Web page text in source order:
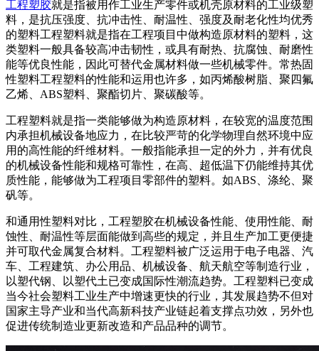
工程塑胶就是指被用作工业生产零件或机壳原材料的工业级塑
料，是抗压强度、抗冲击性、耐温性、强度及耐老化性均优秀
的塑料工程塑料就是指在工程项目中做构造原材料的塑料，这
类塑料一般具备较高冲击韧性，或具有耐热、抗腐蚀、耐磨性
能等优良性能，因此可替代金属材料做一些机械零件。常热固
性塑料工程塑料的性能和运用也许多，如丙烯酸树脂、聚四氟
乙烯、ABS塑料、聚酯切片、聚碳酸等。
工程塑料就是指一类能够做为构造原材料，在较宽的温度范围
内承担机械设备地应力，在比较严苛的化学物理自然环境中应
用的高性能的纤维材料。一般指能承担一定的外力，并有优良
的机械设备性能和规格可靠性，在高、超低温下仍能维持其优
质性能，能够做为工程项目零部件的塑料。如ABS、涤纶、聚
矾等。
和通用性塑料对比，工程塑胶在机械设备性能、使用性能、耐
蚀性、耐温性等层面能做到高些的规定，并且生产加工更便捷
并可取代金属复合材料。工程塑料被广泛运用于电子电器、汽
车、工程建筑、办公用品、机械设备、航天航空等制造行业，
以塑代钢、以塑代土已变成国际性潮流趋势。工程塑料已变成
当今社会塑料工业生产中增速更快的行业，其发展趋势不但对
国家主导产业和当代高新科技产业链起着支撑点功效，另外也
促进传统制造业更新改造和产品品种的调节。